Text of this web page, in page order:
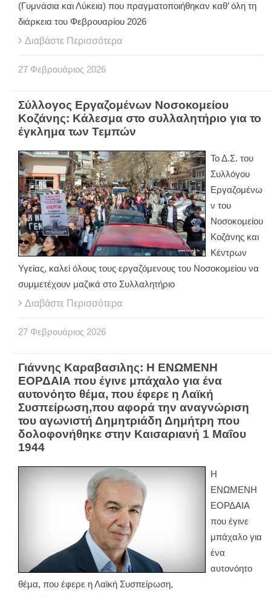
(Γυμνάσια και Λύκεια) που πραγματοποιήθηκαν καθ’ όλη τη
διάρκεια του Φεβρουαρίου 2026
Διαβάστε Περισσότερα
27 Φεβρουάριος 2026
Σύλλογος Εργαζομένων Νοσοκομείου
Κοζάνης: Κάλεσμα στο συλλαλητήριο για το
έγκλημα των Τεμπών
Το Δ.Σ. του
Συλλόγου
Εργαζομένω
ν του
Νοσοκομείου
Κοζάνης και
Κέντρων
Υγείας, καλεί όλους τους εργαζόμενους του Νοσοκομείου να
συμμετέχουν μαζικά στο Συλλαλητήριο
Διαβάστε Περισσότερα
27 Φεβρουάριος 2026
Γιάννης Καραβασιλης: Η ΕΝΩΜΕΝΗ
ΕΟΡΔΑΙΑ που έγινε μπάχαλο για ένα
αυτονόητο θέμα, που έφερε η Λαϊκή
Συσπείρωση,που αφορά την αναγνώριση
του αγωνιστή Δημητριάδη Δημήτρη που
δολοφονήθηκε στην Καισαριανή 1 Μαΐου
1944
Η
ΕΝΩΜΕΝΗ
ΕΟΡΔΑΙΑ
που έγινε
μπάχαλο για
ένα
αυτονόητο
θέμα, που έφερε η Λαϊκή Συσπείρωση,